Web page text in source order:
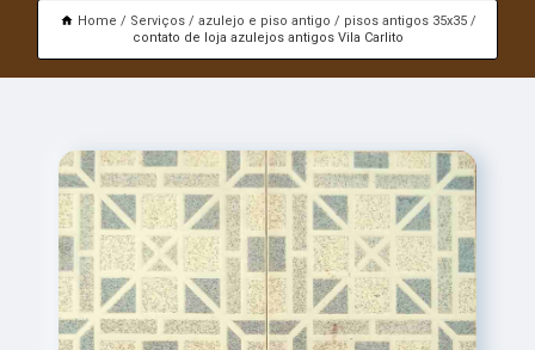
Home Serviços azulejo e piso antigo
pisos antigos 35x35
contato de loja azulejos antigos Vila Carlito